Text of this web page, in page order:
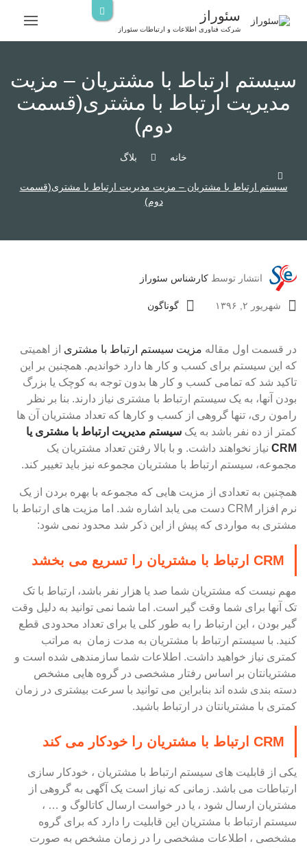
سئوراز
شرکت فناوری اطلاعات و ارتباطات سئوراز
سیستم ارتباط با مشتریان – مزیت
مدیریت ارتباط با مشتری(قسمت
دوم)
خانه بلاگ
سیستم ارتباط با مشتریان – مزیت مدیریت ارتباط با مشتری(قسمت
دوم)
انتشار توسط کارشناس سئوراز
شهریور ۲, ۱۳۹۶ گوناگون
در قسمت اول مقاله مزیت سیستم ارتباط با مشتری از اهمیتی
که این سیستم برای کسب و کار ها دارد خواندیم. همچنین بر این
تاکید شد که تمامی کسب و کار ها بدون توجه به کوچک یا بزرگ
بودن آنها، به یک سیستم ارتباط با مشتری نیاز دارند. بنا بر نظر
رامون ری، تنها گروهی از کسب و کارها که تعداد مشتریان آن ها
کمتر از ده نفر باشد به یک سیستم مدیریت ارتباط با مشتری یا
CRM نیاز نخواهند داشت. و با بالا رفتن تعداد مشتریان یک
مجموعه، سیستم ارتباط با مشتریان مجموعه نیز باید تغییر کند.
همچنین به تعدادی از مزیت هایی که مجموعه با بهره بردن از یک
نرم افزار CRM دست می یابد اشاره شد. اما مزیت های ارتباط با
مشتری به مواردی که پیش از این ذکر شد محدود نمی شود:
CRM ارتباط با مشتریان را تسریع می بخشد
مهم نیست که مشتریان شما صد یا هزار نفر باشد، ارتباط با تک
تک آنها برای شما وقت گیر است. اما شما نمی توانید به دلیل وقت
گیر بودن ، این ارتباط را به طور کلی یا برای تعداد محدودی قطع
کنید. با سیستم ارتباط با مشتریان به مدت زمان به مراتب
کمتری نیاز خواهید داشت. اطلاعات شما سازمندهی شده است و
مشتریانتان بر اساس رفتار مشخصی در گروه هایی مشخص
دسته بندی شده اند بنابراین می توانید با سرعت بیشتری در زمان
کمتری با مشتریانتان در ارتباط باشید.
CRM ارتباط با مشتریان را خودکار می کند
یکی از قابلیت های سیستم ارتباط با مشتریان ، خودکار سازی
ارتباطات می باشد. زمانی که نیاز است یک آگهی به گروهی از
مشتریان ارسال شود ، یا در خواست ارسال کاتالوگ و … ،
سیستم ارتباط با مشتریان این قابلیت را دارد که برای گروه
مشخصی ، اطلاعات مشخصی را در زمان مشخص به صورت